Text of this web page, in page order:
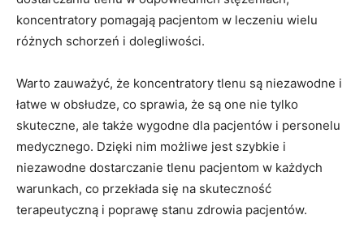
koncentratory pomagają pacjentom w ⁢leczeniu wielu
różnych schorzeń i dolegliwości.
Warto zauważyć,⁣ że koncentratory tlenu⁣ są niezawodne​ i
łatwe w obsłudze, co sprawia, że są one nie tylko
skuteczne, ale także ⁢wygodne dla ⁣pacjentów i personelu
medycznego. Dzięki nim możliwe jest szybkie i
niezawodne dostarczanie tlenu pacjentom w każdych
warunkach, co przekłada się na skuteczność
terapeutyczną ⁤i poprawę stanu zdrowia pacjentów.